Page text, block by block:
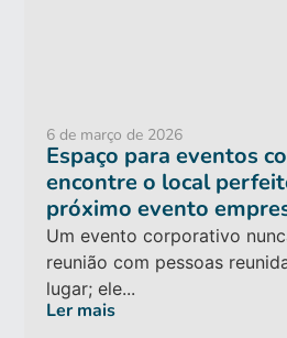
6 de março de 2026
Espaço para eventos
encontre o local
próximo evento
Um evento corporativo
reunião com pessoas
lugar; ele...
Ler mais